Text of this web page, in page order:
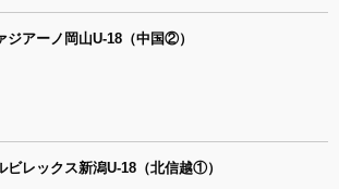
ジアーノ岡山U-18（中国②）
ビレックス新潟U-18（北信越①）